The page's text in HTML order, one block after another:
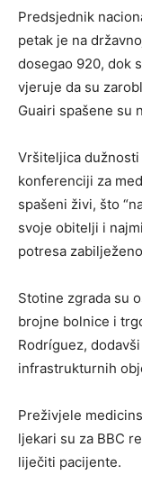
Predsjednik
petak je na
dosegao 920, dok
vjeruje da su
Guairi spašene su
Vršiteljica
konferenciji za
spašeni živi, što
svoje obitelji i
potresa
Stotine zgrada su
brojne bolnice i
Rodríguez,
infrastrukturnih
Preživjele
ljekari su za BBC
liječiti pacijente.